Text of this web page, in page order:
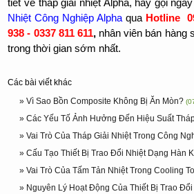
tiết về tháp giải nhiệt Alpha, hãy gọi
Nhiệt Công Nghiệp Alpha qua Hotline
938 - 0337 811 611,nhân viên bán hàng
trong thời gian sớm nhất.
Các bài viết khác
» Vì Sao Bồn Composite Không Bị Ăn Mòn?
» Các Yếu Tố Ảnh Hưởng Đến Hiệu Suất
» Vai Trò Của Tháp Giải Nhiệt Trong Công
» Cấu Tạo Thiết Bị Trao Đổi Nhiệt Dạng Hàn
» Vai Trò Của Tấm Tản Nhiệt Trong Cooling
» Nguyên Lý Hoạt Động Của Thiết Bị Trao